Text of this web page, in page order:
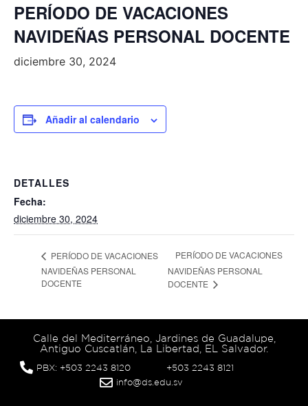
PERÍODO DE VACACIONES
NAVIDEÑAS PERSONAL DOCENTE
diciembre 30, 2024
Añadir al calendario
DETALLES
Fecha:
diciembre 30, 2024
PERÍODO DE VACACIONES
NAVIDEÑAS PERSONAL
DOCENTE
PERÍODO DE VACACIONES
NAVIDEÑAS PERSONAL
DOCENTE
Calle del Mediterráneo, Jardines de Guadalupe,
Antiguo Cuscatlán, La Libertad, EL Salvador.
PBX: +503 2243 8120
+503 2243 8121
info@ds.edu.sv